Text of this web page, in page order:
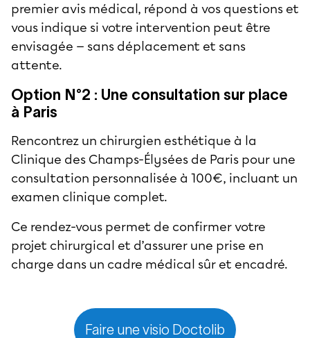
premier avis médical, répond à vos questions et
vous indique si votre intervention peut être
envisagée — sans déplacement et sans
attente.
Option N°2 : Une consultation sur place
à Paris
Rencontrez un chirurgien esthétique à la
Clinique des Champs-Élysées de Paris pour une
consultation personnalisée à 100€, incluant un
examen clinique complet.
Ce rendez-vous permet de confirmer votre
projet chirurgical et d’assurer une prise en
charge dans un cadre médical sûr et encadré.
Faire une visio Doctolib